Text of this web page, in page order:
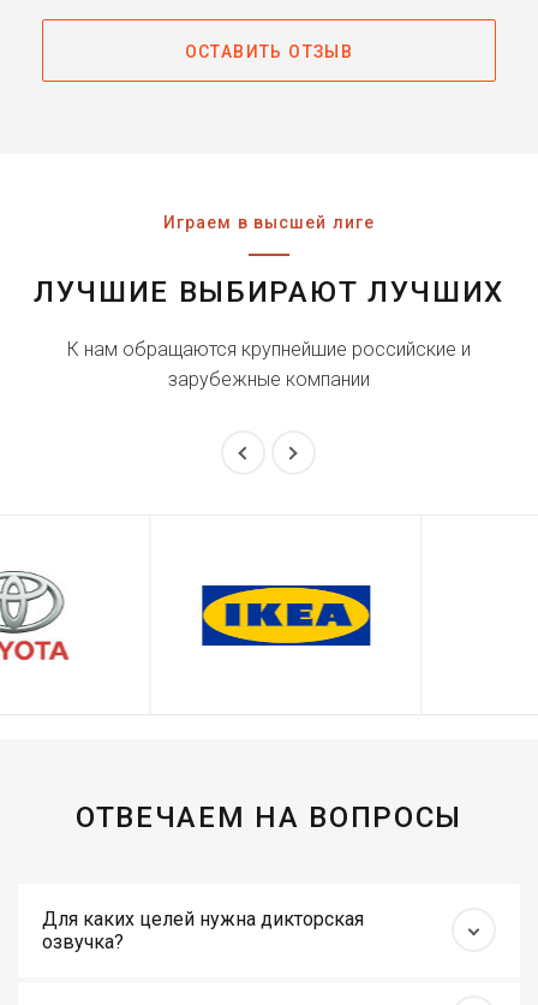
ОСТАВИТЬ ОТЗЫВ
Играем в высшей лиге
ЛУЧШИЕ ВЫБИРАЮТ ЛУЧШИХ
К нам обращаются крупнейшие российские и
зарубежные компании
ОТВЕЧАЕМ НА ВОПРОСЫ
Для каких целей нужна дикторская
озвучка?